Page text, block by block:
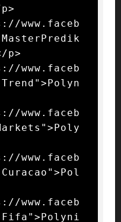
www.faceb
p>
www.faceb
www.faceb
www.faceb
www.faceb